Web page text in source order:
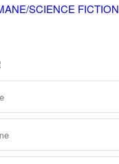
SCIENCE FICTION